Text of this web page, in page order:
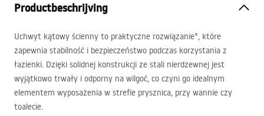
Productbeschrijving
Uchwyt kątowy ścienny to praktyczne rozwiązanie*, które
zapewnia stabilność i bezpieczeństwo podczas korzystania z
łazienki. Dzięki solidnej konstrukcji ze stali nierdzewnej jest
wyjątkowo trwały i odporny na wilgoć, co czyni go idealnym
elementem wyposażenia w strefie prysznica, przy wannie czy
toalecie.